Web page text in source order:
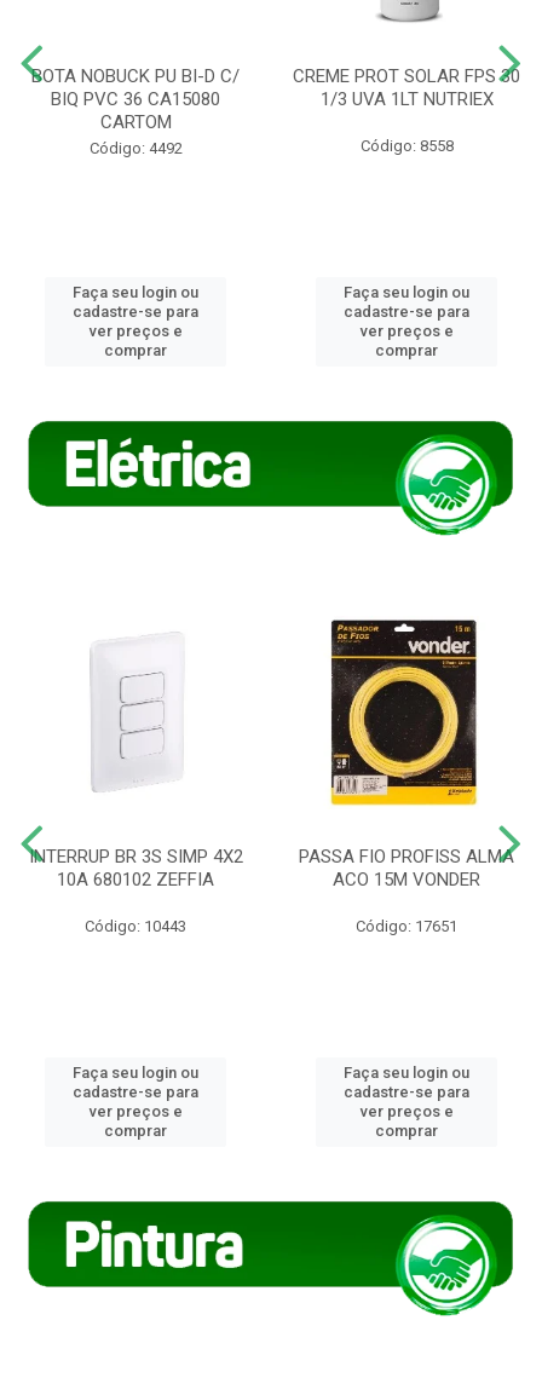
BOTA NOBUCK PU BI-D C/
BIQ PVC 36 CA15080
CARTOM
Código: 4492
Faça seu login ou
cadastre-se para
ver preços e
comprar
CREME PROT SOLAR FPS 30
1/3 UVA 1LT NUTRIEX
Código: 8558
Faça seu login ou
cadastre-se para
ver preços e
comprar
INTERRUP BR 3S SIMP 4X2
10A 680102 ZEFFIA
Código: 10443
Faça seu login ou
cadastre-se para
ver preços e
comprar
PASSA FIO PROFISS ALMA
ACO 15M VONDER
Código: 17651
Faça seu login ou
cadastre-se para
ver preços e
comprar